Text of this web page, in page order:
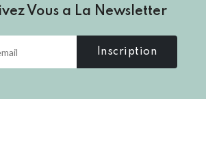
Vous a La Newsletter
Inscription